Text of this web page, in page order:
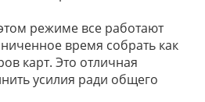
режиме все работают
время собрать как
карт. Это отличная
усилия ради общего